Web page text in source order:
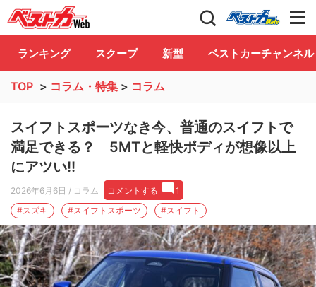
自動車情報誌「ベストカー」 Club
ランキング スクープ 新型 ベストカーチャンネル
TOP > コラム・特集 > コラム
スイフトスポーツなき今、普通のスイフトで
満足できる？ 5MTと軽快ボディが想像以上
にアツい!!
2026年6月6日 / コラム コメントする
1
#スズキ
#スイフトスポーツ #スイフト